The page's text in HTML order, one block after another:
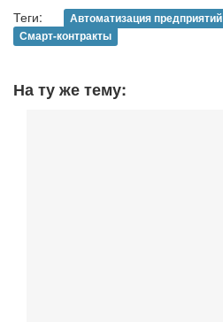
Теги: Автоматизация предприятий
Смарт-контракты
На ту же тему: